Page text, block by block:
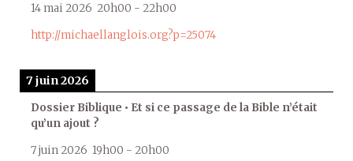
14 mai 2026 20h00 - 22h00
http://michaellanglois.org?p=25074
7 juin 2026
Dossier Biblique • Et si ce passage de la Bible n’était
qu’un ajout ?
7 juin 2026 19h00 - 20h00